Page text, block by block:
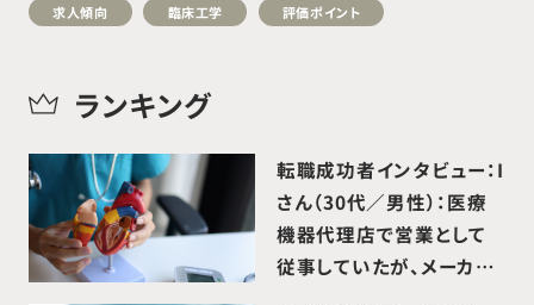
求人傾向 臨床工学 評価ポイント
ランキング
転職成功者インタビュー：I
さん（30代／男性）：医療
機器代理店で営業として
従事していたが、メーカー